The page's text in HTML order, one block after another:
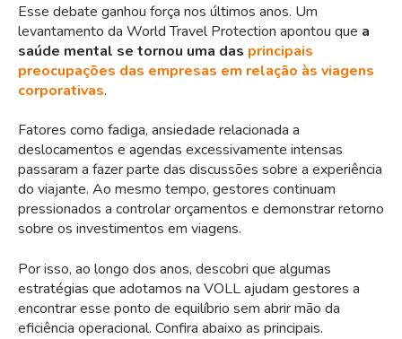
Esse debate ganhou força nos últimos anos. Um
levantamento da World Travel Protection apontou que a
saúde mental se tornou uma das principais
preocupações das empresas em relação às viagens
corporativas.
Fatores como fadiga, ansiedade relacionada a
deslocamentos e agendas excessivamente intensas
passaram a fazer parte das discussões sobre a experiência
do viajante. Ao mesmo tempo, gestores continuam
pressionados a controlar orçamentos e demonstrar retorno
sobre os investimentos em viagens.
Por isso, ao longo dos anos, descobri que algumas
estratégias que adotamos na VOLL ajudam gestores a
encontrar esse ponto de equilíbrio sem abrir mão da
eficiência operacional. Confira abaixo as principais.